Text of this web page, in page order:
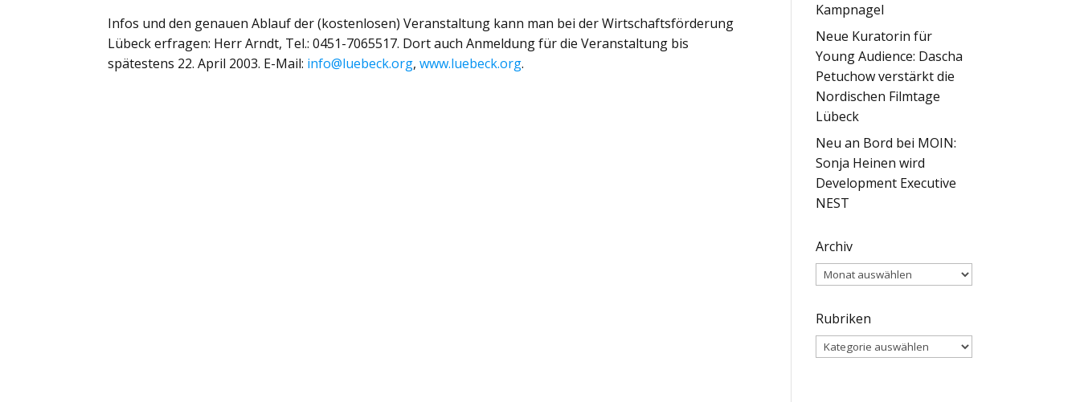
Infos und den genauen Ablauf der (kostenlosen) Veranstaltung kann man bei der Wirtschaftsförderung
Lübeck erfragen: Herr Arndt, Tel.: 0451-7065517. Dort auch Anmeldung für die Veranstaltung bis
spätestens 22. April 2003. E-Mail: info@luebeck.org,www.luebeck.org.
Kampnagel
Neue Kuratorin für
Young Audience: Dascha
Petuchow verstärkt die
Nordischen Filmtage
Lübeck
Neu an Bord bei MOIN:
Sonja Heinen wird
Development Executive
NEST
Archiv
Archiv
Rubriken
Rubriken